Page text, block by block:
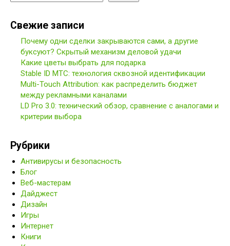
Свежие записи
Почему одни сделки закрываются сами, а другие
буксуют? Скрытый механизм деловой удачи
Какие цветы выбрать для подарка
Stable ID МТС: технология сквозной идентификации
Multi-Touch Attribution: как распределить бюджет
между рекламными каналами
LD Pro 3.0: технический обзор, сравнение с аналогами и
критерии выбора
Рубрики
Антивирусы и безопасность
Блог
Веб-мастерам
Дайджест
Дизайн
Игры
Интернет
Книги